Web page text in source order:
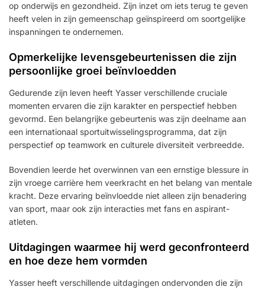
op onderwijs en gezondheid. Zijn inzet om iets terug te geven
heeft velen in zijn gemeenschap geïnspireerd om soortgelijke
inspanningen te ondernemen.
Opmerkelijke levensgebeurtenissen die zijn
persoonlijke groei beïnvloedden
Gedurende zijn leven heeft Yasser verschillende cruciale
momenten ervaren die zijn karakter en perspectief hebben
gevormd. Een belangrijke gebeurtenis was zijn deelname aan
een internationaal sportuitwisselingsprogramma, dat zijn
perspectief op teamwork en culturele diversiteit verbreedde.
Bovendien leerde het overwinnen van een ernstige blessure in
zijn vroege carrière hem veerkracht en het belang van mentale
kracht. Deze ervaring beïnvloedde niet alleen zijn benadering
van sport, maar ook zijn interacties met fans en aspirant-
atleten.
Uitdagingen waarmee hij werd geconfronteerd
en hoe deze hem vormden
Yasser heeft verschillende uitdagingen ondervonden die zijn